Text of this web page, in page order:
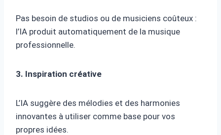
Pas besoin de studios ou de musiciens coûteux :
l’IA produit automatiquement de la musique
professionnelle.
3. Inspiration créative
L’IA suggère des mélodies et des harmonies
innovantes à utiliser comme base pour vos
propres idées.